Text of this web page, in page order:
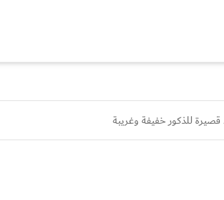
قصيرة للذكور خفيفة وغريبة